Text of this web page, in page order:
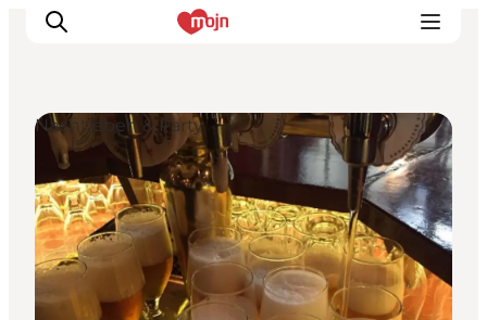
Erlebnisse
Städte und Regionen
Events
Übernachtung
Plane deine Reise
Nachtleben & Party